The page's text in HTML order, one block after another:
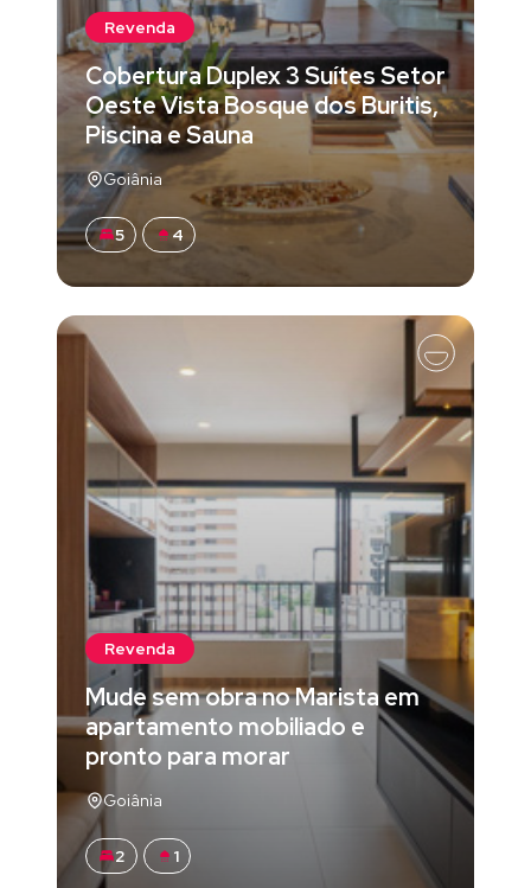
Revenda
Cobertura Duplex 3 Suítes Setor
Oeste Vista Bosque dos Buritis,
Piscina e Sauna
Goiânia
5 4
Revenda
Mude sem obra no Marista em
apartamento mobiliado e
pronto para morar
Goiânia
2 1